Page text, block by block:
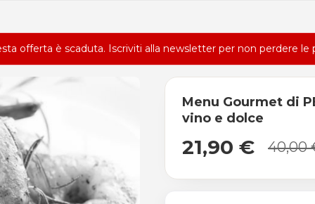
offerta è scaduta. Iscriviti alla newsletter per non perdere le
Menu Gourmet di
vino e dolce
21,90 € 40,00